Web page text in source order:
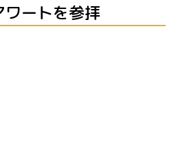
ワートを参拝